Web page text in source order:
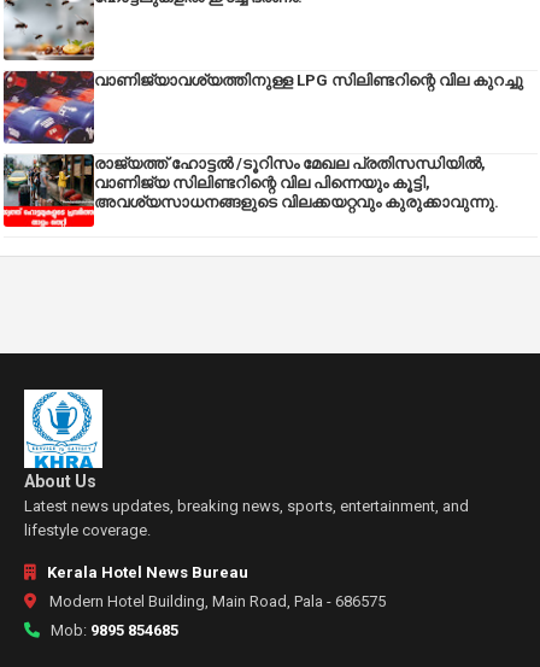
വാണിജ്യാവശ്യത്തിനുള്ള LPG സിലിണ്ടറിന്റെ വില കുറച്ചു
രാജ്യത്ത് ഹോട്ടൽ /ടൂറിസം മേഖല പ്രതിസന്ധിയിൽ,
വാണിജ്യ സിലിണ്ടറിന്റെ വില പിന്നെയും കൂട്ടി,
അവശ്യസാധനങ്ങളുടെ വിലക്കയറ്റവും കുരുക്കാവുന്നു.
About Us
Latest news updates, breaking news, sports, entertainment, and
lifestyle coverage.
Kerala Hotel News Bureau
Modern Hotel Building, Main Road, Pala - 686575
Mob: 9895 854685